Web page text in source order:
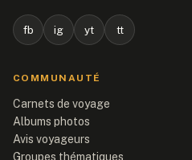
fb ig yt tt
COMMUNAUTÉ
Carnets de voyage
Albums photos
Avis voyageurs
Groupes thématiques